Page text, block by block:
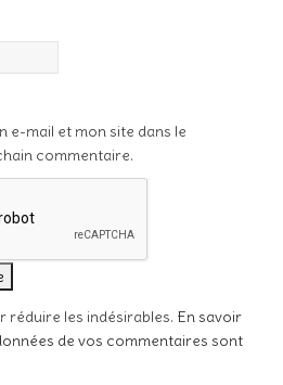
e-mail et mon site dans le
commentaire.
réduire les indésirables. En savoir
de vos commentaires sont